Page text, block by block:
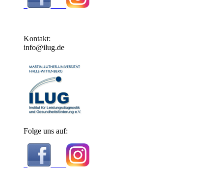
Kontakt:
info@ilug.de
Folge uns auf: